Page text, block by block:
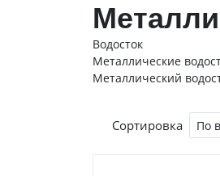
Водосток
Металлические
Металлический
Сортировка